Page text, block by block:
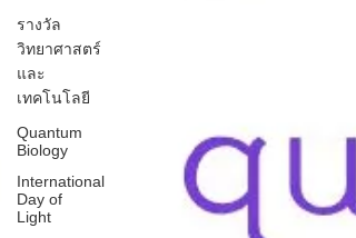
รางวัล
วิทยาศาสตร์
และ
เทคโนโลยี
Quantum
Biology
International
Day of
Light